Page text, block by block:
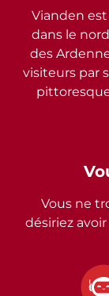
Vous ne
désiriez
Vianden
dans le
des
visiteurs par